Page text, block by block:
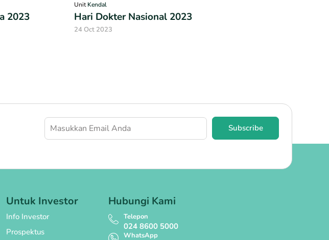
2023
UnitKendal
Hari Dokter Nasional 2023
24 Oct 2023
Subscribe
Untuk Investor
Info Investor
Prospektus
Hubungi Kami
Telepon
024 8600 5000
WhatsApp